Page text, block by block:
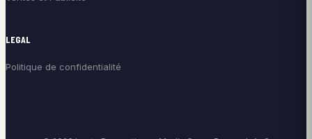
LEGAL
Politique de confidentialité